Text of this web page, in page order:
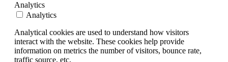
Analytics
Analytics
Analytical cookies are used to understand how visitors
interact with the website. These cookies help provide
information on metrics the number of visitors, bounce rate,
traffic source, etc.